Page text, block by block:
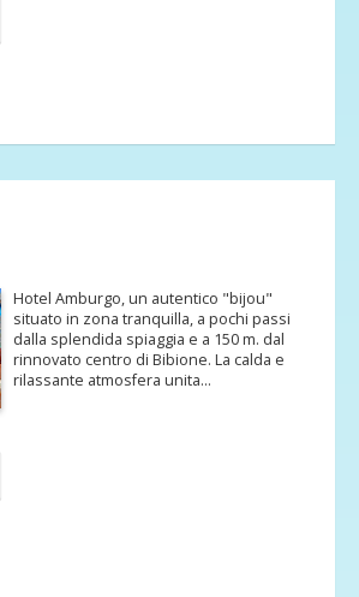
Hotel Amburgo, un autentico "bijou"
situato in zona tranquilla, a pochi passi
dalla splendida spiaggia e a 150 m. dal
rinnovato centro di Bibione. La calda e
rilassante atmosfera unita…